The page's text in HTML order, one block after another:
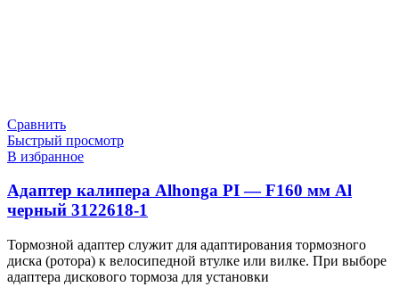
Сравнить
Быстрый просмотр
В избранное
Адаптер калипера Alhonga PI — F160 мм Al
черный 3122618-1
Тормозной адаптер служит для адаптирования тормозного
диска (ротора) к велосипедной втулке или вилке. При выборе
адаптера дискового тормоза для установки